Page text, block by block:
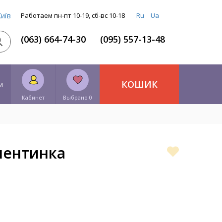
Работаем пн-пт 10-19, сб-вс 10-18 Ru Ua
(063) 664-74-30 (095) 557-13-48
Кабинет Выбрано 0
КОШИК